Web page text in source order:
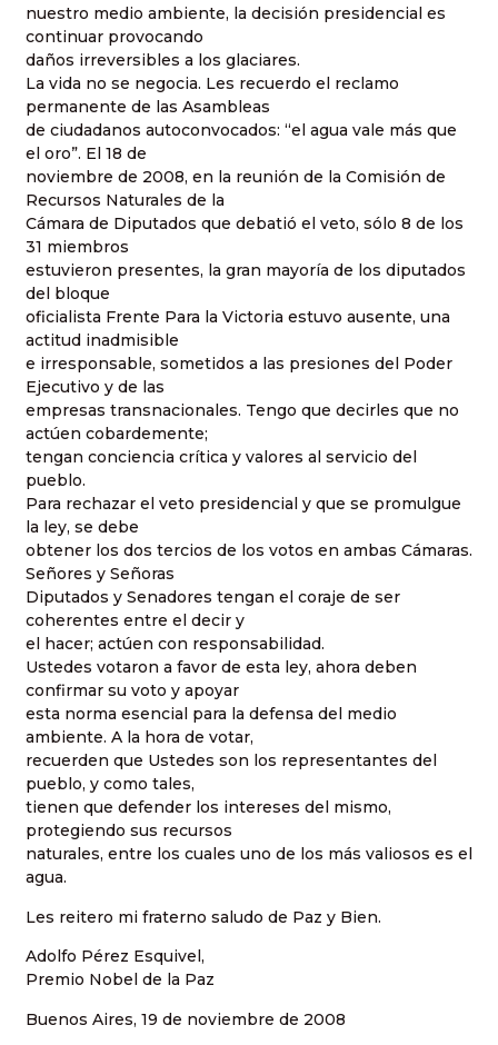
nuestro medio ambiente, la decisión presidencial es
continuar provocando
daños irreversibles a los glaciares.
La vida no se negocia. Les recuerdo el reclamo
permanente de las Asambleas
de ciudadanos autoconvocados: “el agua vale más que
el oro”. El 18 de
noviembre de 2008, en la reunión de la Comisión de
Recursos Naturales de la
Cámara de Diputados que debatió el veto, sólo 8 de los
31 miembros
estuvieron presentes, la gran mayoría de los diputados
del bloque
oficialista Frente Para la Victoria estuvo ausente, una
actitud inadmisible
e irresponsable, sometidos a las presiones del Poder
Ejecutivo y de las
empresas transnacionales. Tengo que decirles que no
actúen cobardemente;
tengan conciencia crítica y valores al servicio del
pueblo.
Para rechazar el veto presidencial y que se promulgue
la ley, se debe
obtener los dos tercios de los votos en ambas Cámaras.
Señores y Señoras
Diputados y Senadores tengan el coraje de ser
coherentes entre el decir y
el hacer; actúen con responsabilidad.
Ustedes votaron a favor de esta ley, ahora deben
confirmar su voto y apoyar
esta norma esencial para la defensa del medio
ambiente. A la hora de votar,
recuerden que Ustedes son los representantes del
pueblo, y como tales,
tienen que defender los intereses del mismo,
protegiendo sus recursos
naturales, entre los cuales uno de los más valiosos es el
agua.
Les reitero mi fraterno saludo de Paz y Bien.
Adolfo Pérez Esquivel,
Premio Nobel de la Paz
Buenos Aires, 19 de noviembre de 2008